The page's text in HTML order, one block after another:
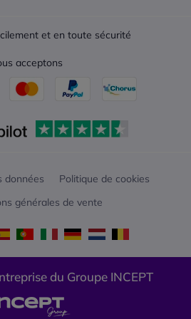
et en toute sécurité
acceptons
données
Politique de cookies
générales de vente
du Groupe INCEPT